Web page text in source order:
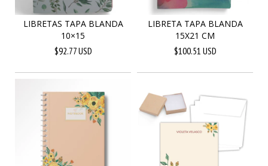
LIBRETAS TAPA BLANDA
10×15
$92.77 USD
LIBRETA TAPA BLANDA
15X21 CM
$100.51 USD